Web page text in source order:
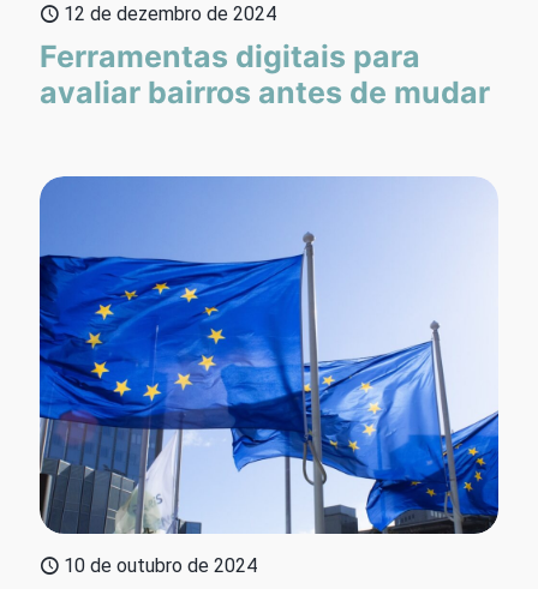
12 de dezembro de 2024
Ferramentas digitais para
avaliar bairros antes de mudar
10 de outubro de 2024